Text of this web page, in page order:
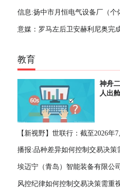
信息:扬中市月恒电气设备厂（
意媒：罗马左后卫安赫利尼奥完
教育
神舟
人出
【新视野】世联行：截至2026年
人
播报:品种差异如何控制交易决策
埃迈宁（青岛）智能装备有限公
注
风控纪律如何控制交易决策需重